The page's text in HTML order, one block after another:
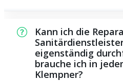
kurzen Zeitraum bei
hängt aber auch von
dem Zeitraum ab und
und der Entfernung zu
Kann ich die Reparatur eines
eigenständig
brauche ich in jedem Fall einen
Klempner?